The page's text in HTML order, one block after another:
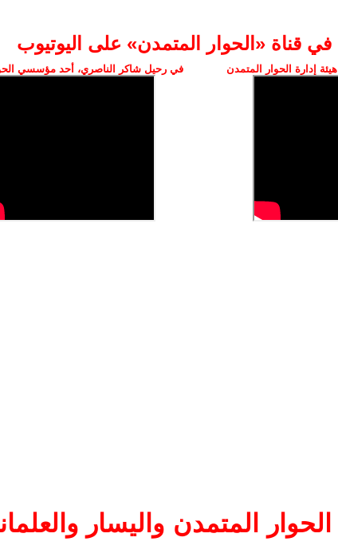
قناة ‫«الحوار المتمدن» على اليوتيوب
إدارة الحوار المتمدن في رحيل شاكر الناصري، أحد مؤسسي
المتمدن واليسار